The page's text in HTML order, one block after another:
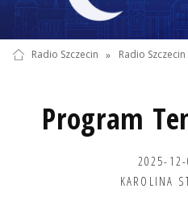
Radio Szczecin » Radio
Program
2025-12-
KAROLINA